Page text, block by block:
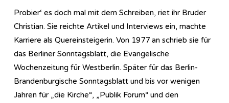
Probier‘ es doch mal mit dem Schreiben, riet ihr Bruder
Christian. Sie reichte Artikel und Interviews ein, machte
Karriere als Quereinsteigerin. Von 1977 an schrieb sie für
das Berliner Sonntagsblatt, die Evangelische
Wochenzeitung für Westberlin. Später für das Berlin-
Brandenburgische Sonntagsblatt und bis vor wenigen
Jahren für „die Kirche“, „Publik Forum“ und den